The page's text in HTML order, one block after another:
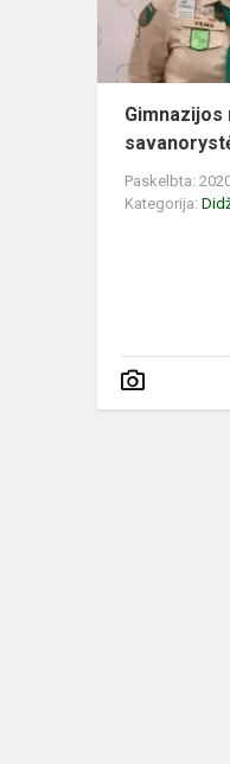
Paskelbta:
Kategorija: